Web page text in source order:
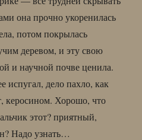
она прочно укоренилась
потом покрылась
деревом, и эту свою
и научной почве ценила.
испугал, дело пахло, как
керосином. Хорошо, что
этот? приятный,
Надо узнать…